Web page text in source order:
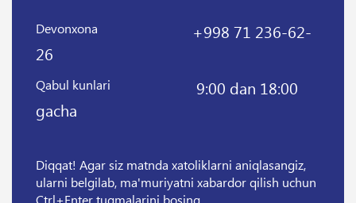
Devonxona
+998 71 236-62-
26
Qabul kunlari
9:00 dan 18:00
gacha
Diqqat! Agar siz matnda xatoliklarni aniqlasangiz,
ularni belgilab, ma'muriyatni xabardor qilish uchun
Ctrl+Enter tugmalarini bosing